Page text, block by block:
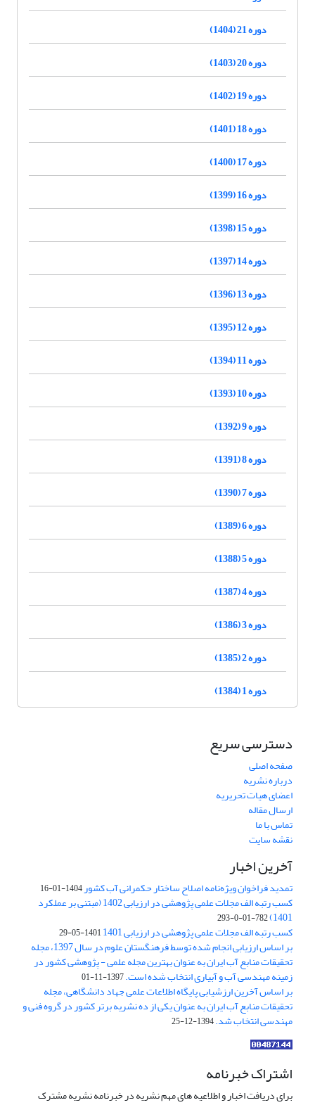
دوره 21 (1404)
دوره 20 (1403)
دوره 19 (1402)
دوره 18 (1401)
دوره 17 (1400)
دوره 16 (1399)
دوره 15 (1398)
دوره 14 (1397)
دوره 13 (1396)
دوره 12 (1395)
دوره 11 (1394)
دوره 10 (1393)
دوره 9 (1392)
دوره 8 (1391)
دوره 7 (1390)
دوره 6 (1389)
دوره 5 (1388)
دوره 4 (1387)
دوره 3 (1386)
دوره 2 (1385)
دوره 1 (1384)
دسترسی سریع
صفحه اصلی
درباره نشریه
اعضای هیات تحریریه
ارسال مقاله
تماس با ما
نقشه سایت
آخرین اخبار
تمدید فراخوان ویژه‌نامه اصلاح ساختار حکمرانی آب کشور1404-01-16
کسب رتبه الف مجلات علمی پژوهشی در ارزیابی 1402 (مبتنی بر عملکرد
1401)
782-01-0-293
کسب رتبه الف مجلات علمی پژوهشی در ارزیابی 1401 1401-05-29
بر اساس ارزیابی انجام شده توسط فرهنگستان علوم در سال 1397، مجله
تحقیقات منابع آب ایران به عنوان بهترین مجله علمی - پژوهشی کشور در
زمینه مهندسی آب و آبیاری انتخاب شده است.1397-11-01
بر اساس آخرین ارزشیابی پایگاه اطلاعات علمی جهاد دانشگاهی، مجله
تحقیقات منابع آب ایران به عنوان یکی از ده نشریه برتر کشور در گروه فنی و
مهندسی انتخاب شد.1394-12-25
اشتراک خبرنامه
برای دریافت اخبار و اطلاعیه های مهم نشریه در خبرنامه نشریه مشترک